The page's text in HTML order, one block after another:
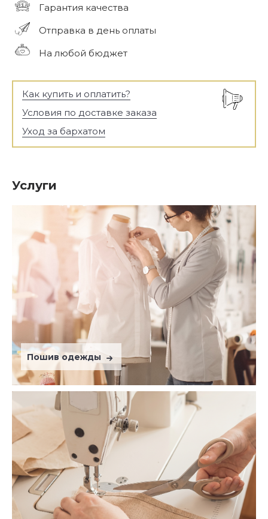
Гарантия качества
Отправка в день оплаты
На любой бюджет
Как купить и оплатить?
Условия по доставке заказа
Уход за бархатом
Услуги
Пошив одежды